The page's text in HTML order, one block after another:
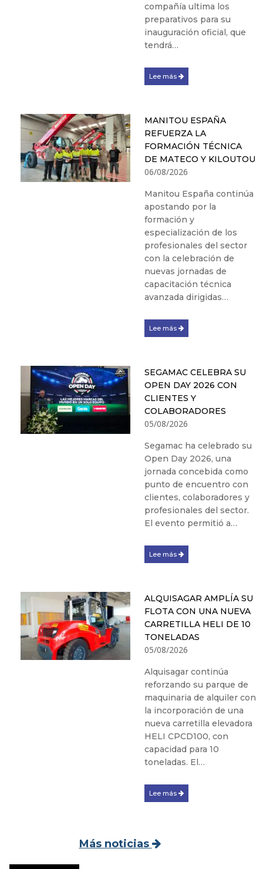
compañía ultima los
preparativos para su
inauguración oficial, que
tendrá…
Lee más
MANITOU ESPAÑA
REFUERZA LA
FORMACIÓN TÉCNICA
DE MATECO Y KILOUTOU
06/08/2026
Manitou España continúa
apostando por la
formación y
especialización de los
profesionales del sector
con la celebración de
nuevas jornadas de
capacitación técnica
avanzada dirigidas…
Lee más
SEGAMAC CELEBRA SU
OPEN DAY 2026 CON
CLIENTES Y
COLABORADORES
05/08/2026
Segamac ha celebrado su
Open Day 2026, una
jornada concebida como
punto de encuentro con
clientes, colaboradores y
profesionales del sector.
El evento permitió a…
Lee más
ALQUISAGAR AMPLÍA SU
FLOTA CON UNA NUEVA
CARRETILLA HELI DE 10
TONELADAS
05/08/2026
Alquisagar continúa
reforzando su parque de
maquinaria de alquiler con
la incorporación de una
nueva carretilla elevadora
HELI CPCD100, con
capacidad para 10
toneladas. El…
Lee más
Más noticias